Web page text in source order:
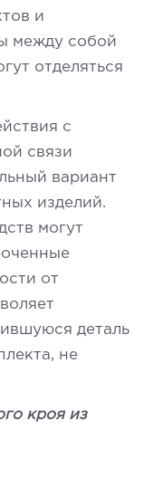
и
между собой
отделяться
с
связи
вариант
изделий.
могут
от
деталь
не
кроя из